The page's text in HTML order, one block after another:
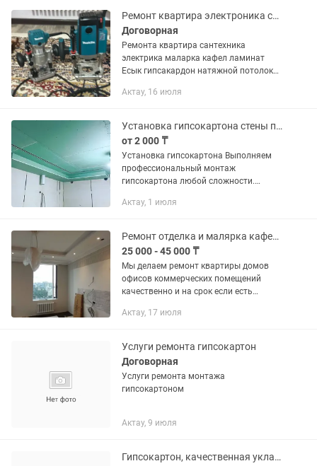
Ремонт квартира электроника сантехника кафель гипсакардон натяжной жасаим
Договорная
Ремонта квартира сантехника
электрика маларка кафел ламинат
Есык гипсакардон натяжной потолок
Актау, 16 июля
Установка гипсокартона стены потолок
от 2 000 ₸
Установка гипсокартона Выполняем
профессиональный монтаж
гипсокартона любой сложности.
короба, откосы, арки, многоуровневые
Актау, 1 июля
Ремонт отделка и малярка кафель и гипсокартон все виды ремонта
25 000 - 45 000 ₸
Мы делаем ремонт квартиры домов
офисов коммерческих помещений
качественно и на срок если есть
Актау, 17 июля
Услуги ремонта гипсокартон
Договорная
Услуги ремонта монтажа
гипсокартоном
Актау, 9 июля
Гипсокартон, качественная укладка ламината, кафель укладка сгарантией